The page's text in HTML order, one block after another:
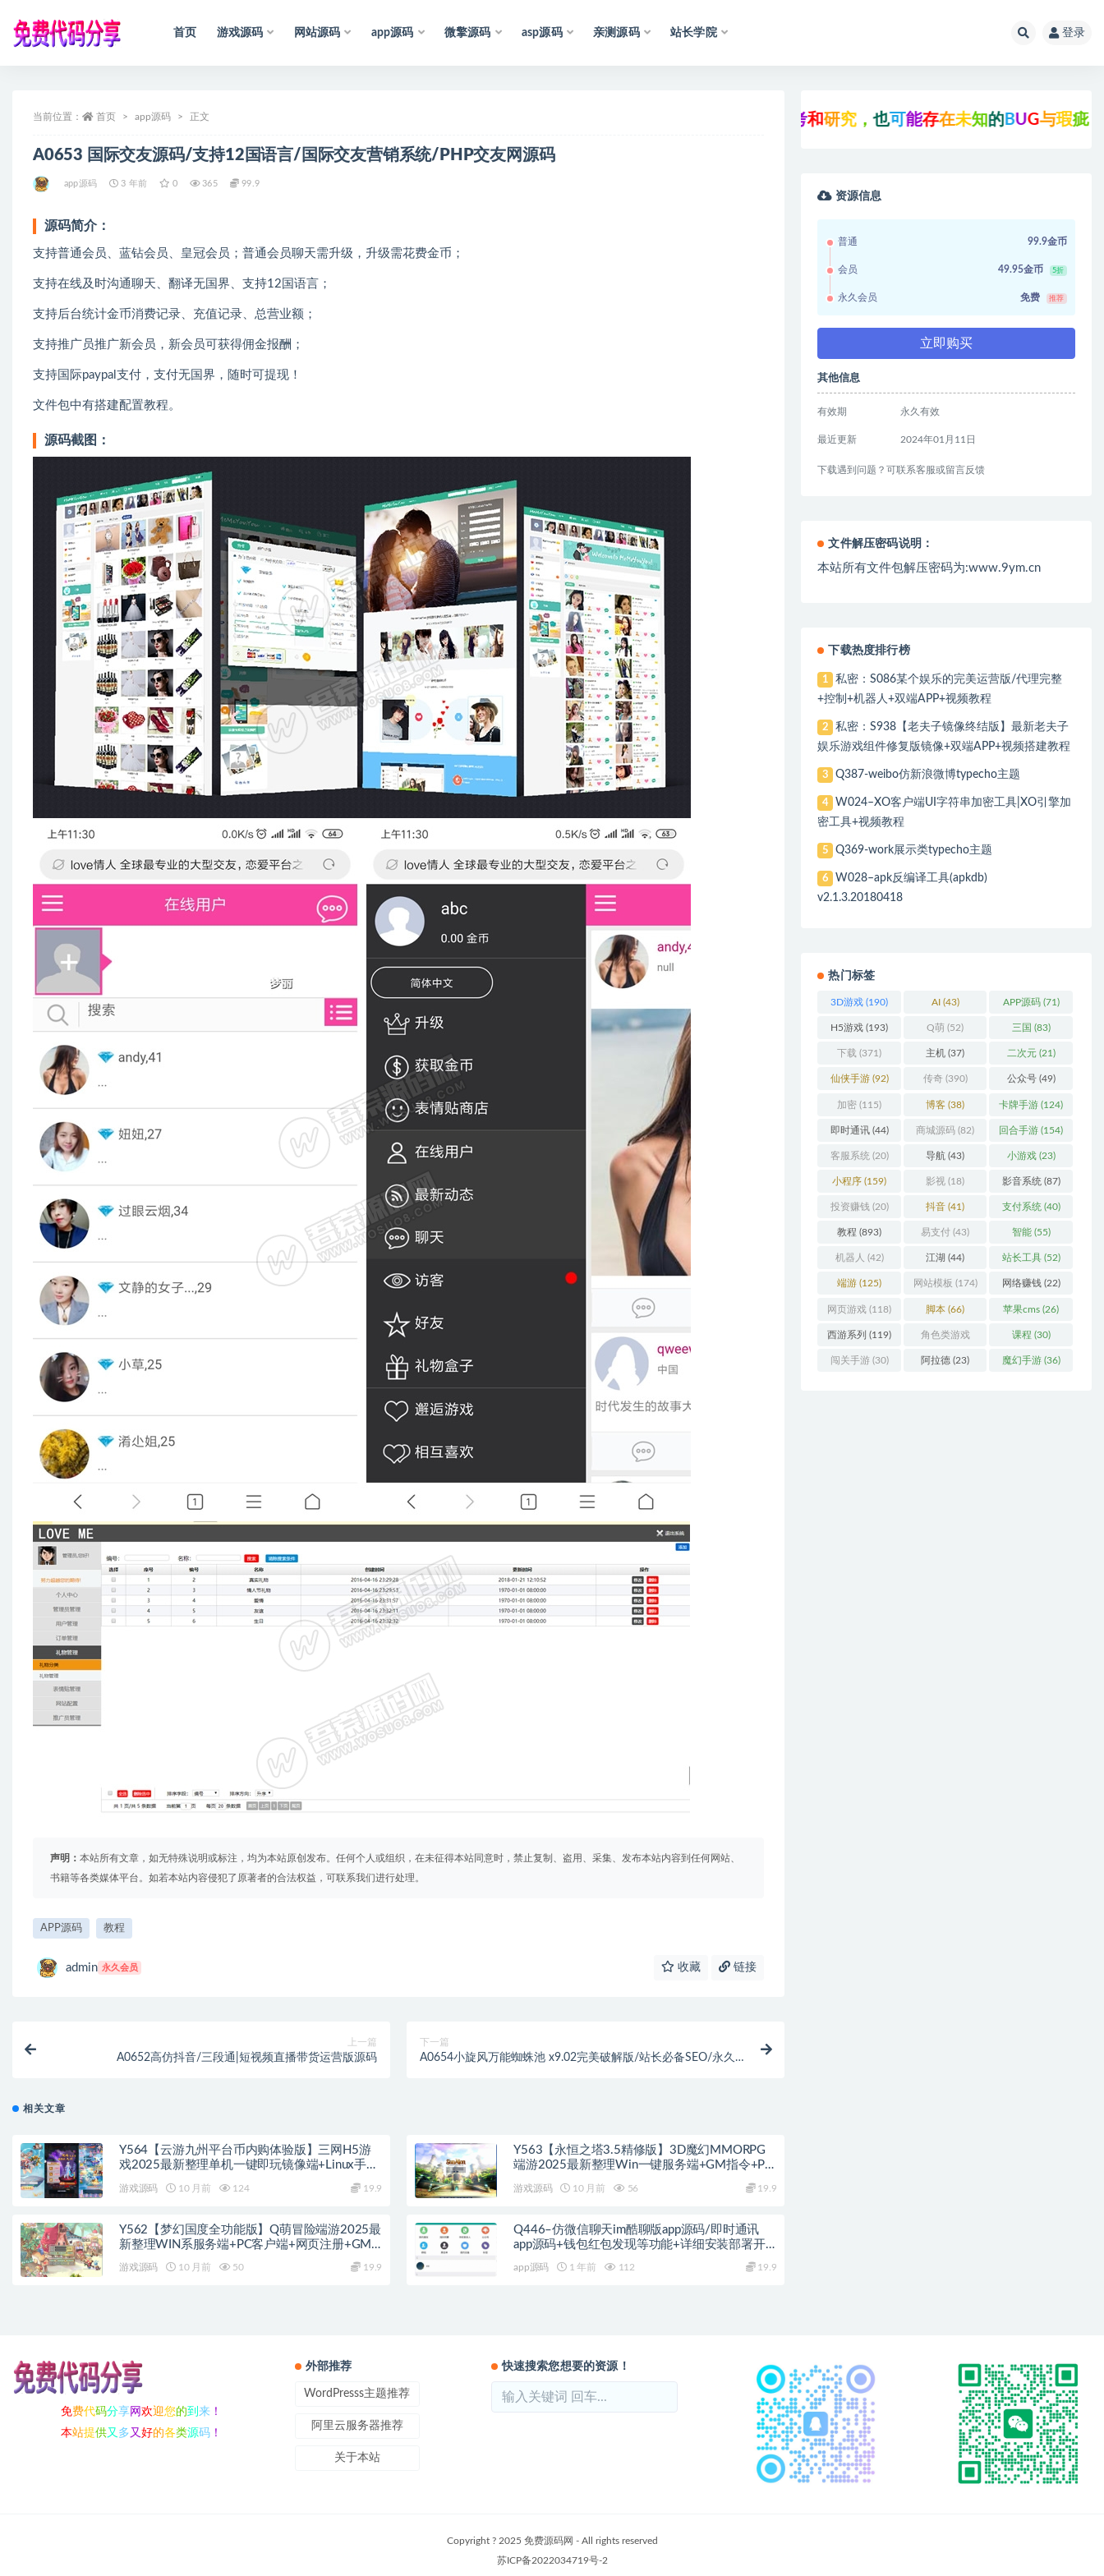
首页 游戏源码 网站源码 app源码 微擎源码 asp源码 亲测源码 站长学院 登录
当前位置： 首页 app源码 正文
A0653 国际交友源码/支持12国语言/国际交友营销系统/PHP交友网源码
app源码 3 年前 0 365 99.9
源码简介：
支持普通会员、蓝钻会员、皇冠会员；普通会员聊天需升级，升级需花费金币；
支持在线及时沟通聊天、翻译无国界、支持12国语言；
支持后台统计金币消费记录、充值记录、总营业额；
支持推广员推广新会员，新会员可获得佣金报酬；
支持国际paypal支付，支付无国界，随时可提现！
文件包中有搭建配置教程。
源码截图：
声明： 本站所有文章，如无特殊说明或标注，均为本站原创发布。任何个人或组织，在未征得本站同意时，禁止复制、盗用、采集、发布本站内容到任何网站、
书籍等各类媒体平台。如若本站内容侵犯了原著者的合法权益，可联系我们进行处理。
APP源码 教程
admin 永久会员 收藏 链接
上一篇
A0652高仿抖音/三段通|短视频直播带货运营版源码
下一篇
A0654小旋风万能蜘蛛池 x9.02完美破解版/站长必备SEO/永久使
相关文章
Y564【云游九州平台币内购体验版】三网H5游
戏2025最新整理单机一键即玩镜像端+Linux手工
游戏源码 10 月前 124 19.9
Y563【永恒之塔3.5精修版】3D魔幻MMORPG
端游2025最新整理Win一键服务端+GM指令+PC
游戏源码 10 月前 56 19.9
Y562【梦幻国度全功能版】Q萌冒险端游2025最
新整理WIN系服务端+PC客户端+网页注册+GM
游戏源码 10 月前 50 19.9
Q446–仿微信聊天im酷聊版app源码/即时通讯
app源码+钱包红包发现等功能+详细安装部署开
app源码 1 年前 112 19.9
，也可能存在 未知的BUG与瑕疵，可先联
资源信息
普通 99.9金币
会员 49.95金币 5折
永久会员 免费 推荐
立即购买
其他信息
有效期 永久有效
最近更新 2024年01月11日
下载遇到问题？可联系客服或留言反馈
文件解压密码说明：
本站所有文件包解压密码为:www.9ym.cn
下载热度排行榜
1
私密：S086某个娱乐的完美运营版/代理完整
+控制+机器人+双端APP+视频教程
2
私密：S938【老夫子镜像终结版】最新老夫子
娱乐游戏组件修复版镜像+双端APP+视频搭建教程
3 Q387-weibo仿新浪微博typecho主题
4
W024–XO客户端UI字符串加密工具|XO引擎加
密工具+视频教程
5 Q369-work展示类typecho主题
6
W028–apk反编译工具(apkdb)
v2.1.3.20180418
热门标签
3D游戏 (190) AI(43) APP源码(71)
H5游戏 (193) Q萌 (52) 三国 (83)
下载 (371) 主机 (37) 二次元(21)
仙侠手游(92) 传奇(390) 公众号(49)
加密 (115) 博客 (38) 卡牌手游 (124)
即时通讯(44) 商城源码 (82) 回合手游 (154)
客服系统 (20) 导航 (43) 小游戏(23)
小程序 (159) 影视 (18) 影音系统 (87)
投资赚钱 (20) 抖音 (41) 支付系统 (40)
教程 (893) 易支付 (43) 智能(55)
机器人 (42) 江湖 (44) 站长工具(52)
端游 (125) 网站模板 (174) 网络赚钱(22)
网页游戏 (118) 脚本 (66) 苹果cms (26)
西游系列 (119) 角色类游戏
(306)
课程 (30)
闯关手游(30) 阿拉德 (23) 魔幻手游(36)
免费代码分享网 欢迎您的到 来！
本站提供又 多 又好的各类源码！
外部推荐
WordPresss主题推荐
阿里云服务器推荐
关于本站
快速搜索您想要的资源！
Copyright ? 2025 免费源码网 - All rights reserved
苏ICP备2022034719号-2